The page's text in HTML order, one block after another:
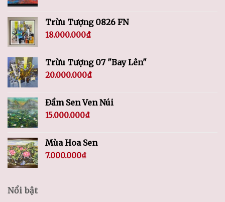
Trừu Tượng 0826 FN
18.000.000₫
Trừu Tượng 07 "Bay Lên"
20.000.000₫
Đầm Sen Ven Núi
15.000.000₫
Mùa Hoa Sen
7.000.000₫
Nổi bật